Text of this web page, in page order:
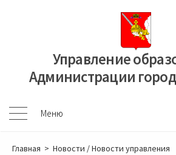
Управление
Администрации
Меню
Меню
Главная > Новости /Новости управления